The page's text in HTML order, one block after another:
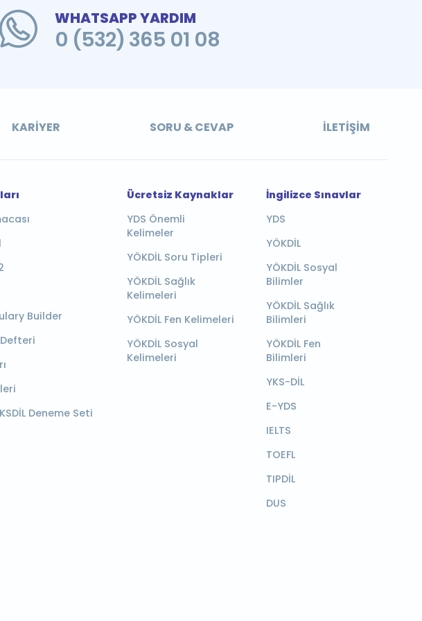
WHATSAPP YARDIM
0 (532) 365 01 08
KARIYER SORU & CEVAP İLETIŞIM
Builder
Defteri
Deneme Seti
Ücretsiz Kaynaklar
YDS Önemli
Kelimeler
YÖKDİL Soru Tipleri
YÖKDİL Sağlık
Kelimeleri
YÖKDİL Fen Kelimeleri
YÖKDİL Sosyal
Kelimeleri
İngilizce Sınavlar
YDS
YÖKDİL
YÖKDİL Sosyal
Bilimler
YÖKDİL Sağlık
Bilimleri
YÖKDİL Fen
Bilimleri
YKS-DİL
E-YDS
IELTS
TOEFL
TIPDİL
DUS